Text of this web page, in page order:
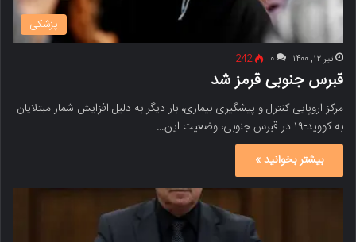
پزشکی
تیر ۱۲, ۱۴۰۰ ۰ 242
قبرس جنوبی قرمز شد
مرکز اروپایی کنترل و پیشگیری بیماری، بار دیگر به دلیل افزایش شمار مبتلایان
به کووید-۱۹ در قبرس جنوبی، وضعیت این…
بیشتر بخوانید »